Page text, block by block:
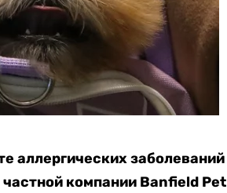
аллергических заболеваний
компании Banfield Pet